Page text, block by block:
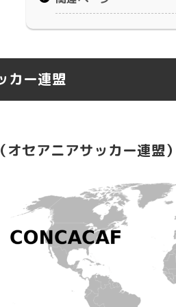
カー連盟
オセアニアサッカー連盟